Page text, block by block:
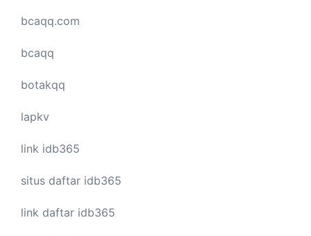
bcaqq.com
bcaqq
botakqq
lapkv
link idb365
situs daftar idb365
link daftar idb365